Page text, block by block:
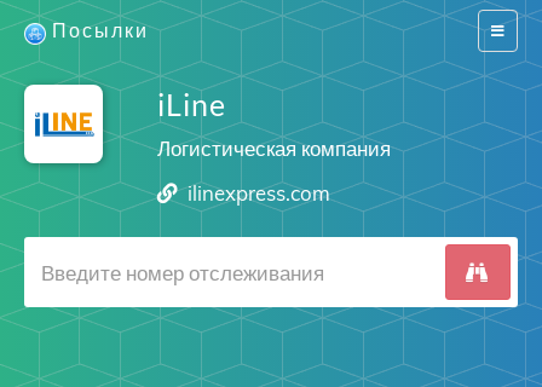
Switch
Посылки
iLine
Логистическая компания
ilinexpress.com